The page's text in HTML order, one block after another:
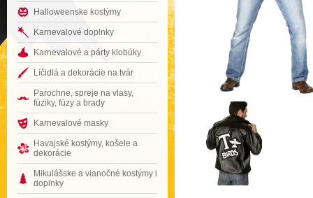
Halloweenske kostýmy
Karnevalové doplnky
Karnevalové a párty klobúky
Líčidlá a dekorácie na tvár
Parochne, spreje na vlasy,
fúziky, fúzy a brady
Karnevalové masky
Havajské kostýmy, košele a
dekorácie
Mikulášske a vianočné kostýmy i
doplnky